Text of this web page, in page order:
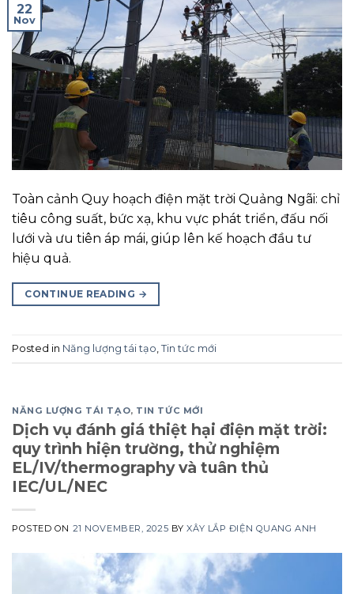
22
Nov
Toàn cảnh Quy hoạch điện mặt trời Quảng Ngãi: chỉ
tiêu công suất, bức xạ, khu vực phát triển, đấu nối
lưới và ưu tiên áp mái, giúp lên kế hoạch đầu tư
hiệu quả.
CONTINUE READING →
Posted in Năng lượng tái tạo Tin tức mới
NĂNG LƯỢNG TÁI TẠO, TIN TỨC MỚI
Dịch vụ đánh giá thiệt hại điện mặt trời:
quy trình hiện trường, thử nghiệm
EL/IV/thermography và tuân thủ
IEC/UL/NEC
POSTED ON 21 NOVEMBER, 2025 BYXÂY LẮP ĐIỆN QUANG ANH